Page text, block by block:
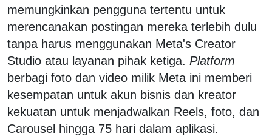
memungkinkan pengguna tertentu untuk
merencanakan postingan mereka terlebih dulu
tanpa harus menggunakan Meta's Creator
Studio atau layanan pihak ketiga. Platform
berbagi foto dan video milik Meta ini memberi
kesempatan untuk akun bisnis dan kreator
kekuatan untuk menjadwalkan Reels, foto, dan
Carousel hingga 75 hari dalam aplikasi.